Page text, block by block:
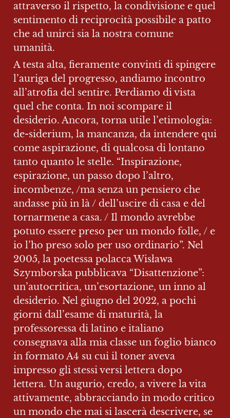
attraverso il rispetto, la condivisione e quel
sentimento di reciprocità possibile a patto
che ad unirci sia la nostra comune
umanità.
A testa alta, fieramente convinti di spingere
l’auriga del progresso, andiamo incontro
all’atrofia del sentire. Perdiamo di vista
quel che conta. In noi scompare il
desiderio. Ancora, torna utile l’etimologia:
de-siderium, la mancanza, da intendere qui
come aspirazione, di qualcosa di lontano
tanto quanto le stelle. “Inspirazione,
espirazione, un passo dopo l’altro,
incombenze, /ma senza un pensiero che
andasse più in là / dell’uscire di casa e del
tornarmene a casa. / Il mondo avrebbe
potuto essere preso per un mondo folle, / e
io l’ho preso solo per uso ordinario”. Nel
2005, la poetessa polacca Wisława
Szymborska pubblicava “Disattenzione”:
un’autocritica, un’esortazione, un inno al
desiderio. Nel giugno del 2022, a pochi
giorni dall’esame di maturità, la
professoressa di latino e italiano
consegnava alla mia classe un foglio bianco
in formato A4 su cui il toner aveva
impresso gli stessi versi lettera dopo
lettera. Un augurio, credo, a vivere la vita
attivamente, abbracciando in modo critico
un mondo che mai si lascerà descrivere, se